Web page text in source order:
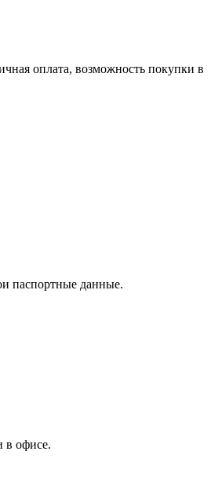
оплата, возможность покупки в
паспортные данные.
в офисе.